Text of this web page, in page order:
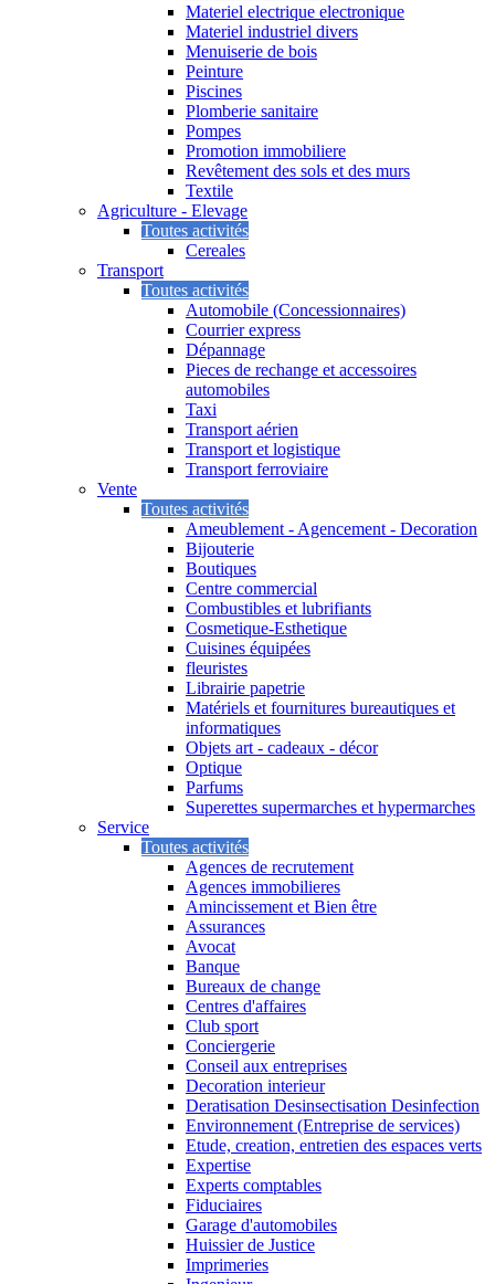
Materiel electrique electronique
Materiel industriel divers
Menuiserie de bois
Peinture
Piscines
Plomberie sanitaire
Pompes
Promotion immobiliere
Revêtement des sols et des murs
Textile
Agriculture - Elevage
Toutes activités
Cereales
Transport
Toutes activités
Automobile (Concessionnaires)
Courrier express
Dépannage
Pieces de rechange et accessoires
automobiles
Taxi
Transport aérien
Transport et logistique
Transport ferroviaire
Vente
Toutes activités
Ameublement - Agencement - Decoration
Bijouterie
Boutiques
Centre commercial
Combustibles et lubrifiants
Cosmetique-Esthetique
Cuisines équipées
fleuristes
Librairie papetrie
Matériels et fournitures bureautiques et
informatiques
Objets art - cadeaux - décor
Optique
Parfums
Superettes supermarches et hypermarches
Service
Toutes activités
Agences de recrutement
Agences immobilieres
Amincissement et Bien être
Assurances
Avocat
Banque
Bureaux de change
Centres d'affaires
Club sport
Conciergerie
Conseil aux entreprises
Decoration interieur
Deratisation Desinsectisation Desinfection
Environnement (Entreprise de services)
Etude, creation, entretien des espaces verts
Expertise
Experts comptables
Fiduciaires
Garage d'automobiles
Huissier de Justice
Imprimeries